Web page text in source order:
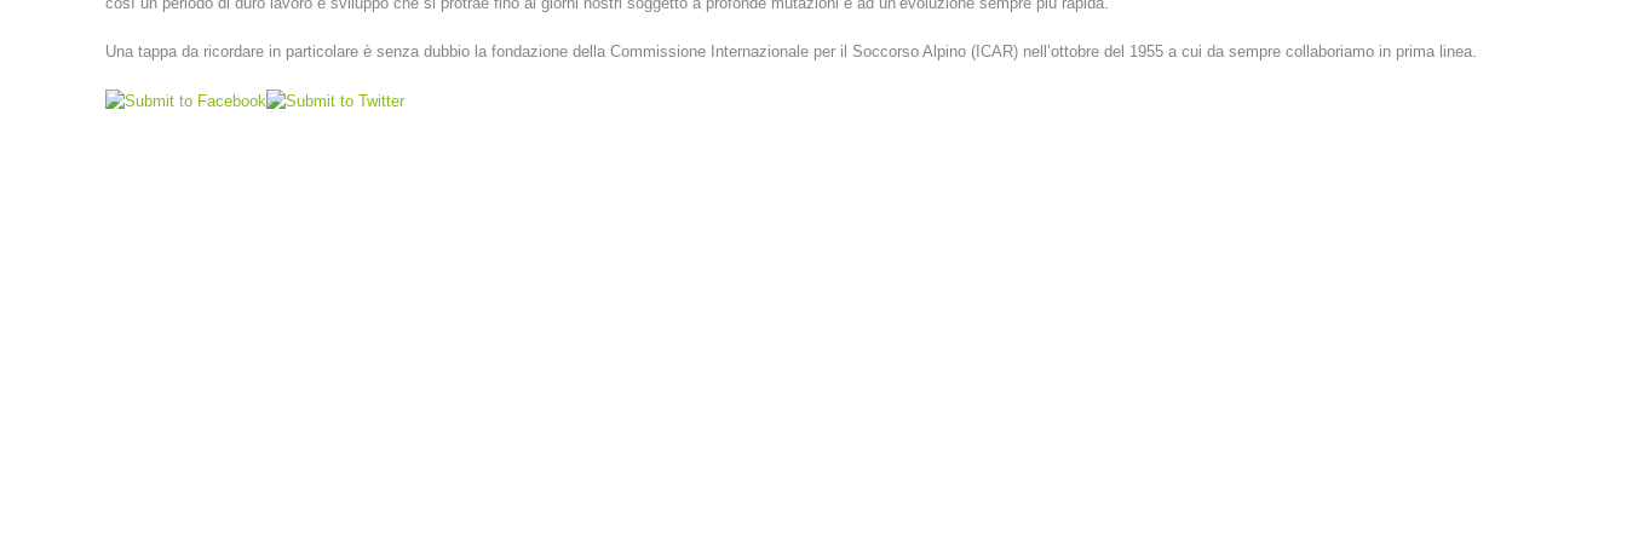
Una tappa da ricordare in particolare è senza dubbio la fondazione della Commissione Internazionale per il Soccorso Alpino (ICAR) nell’ottobre del 1955 a cui da sempre collaboriamo in prima linea.